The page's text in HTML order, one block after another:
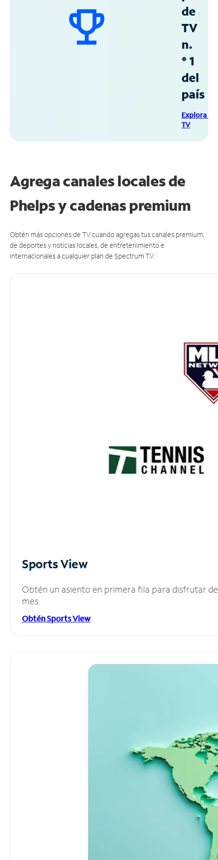
de
TV
n.
° 1
del
país
Explora
TV
Agrega canales locales de
Phelps y cadenas premium
Obtén más opciones de TV cuando agregas tus canales premium,
de deportes y noticias locales, de entretenimiento e
internacionales a cualquier plan de Spectrum TV.
Sports View
Obtén un asiento en primera fila para disfrutar
mes.
Obtén Sports View